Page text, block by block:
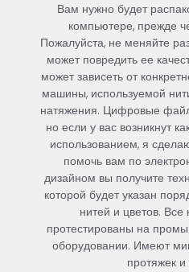
Вам нужно будет
компьютере, прежде
Пожалуйста, не меняйте
может повредить ее
может зависеть от
машины, используемой
натяжения. Цифровые
но если у вас возникнут
использованием, я
помочь вам по
дизайном вы получите
которой будет указан
нитей и цветов. Все
протестированы на
оборудовании. Имеют
протяжек и